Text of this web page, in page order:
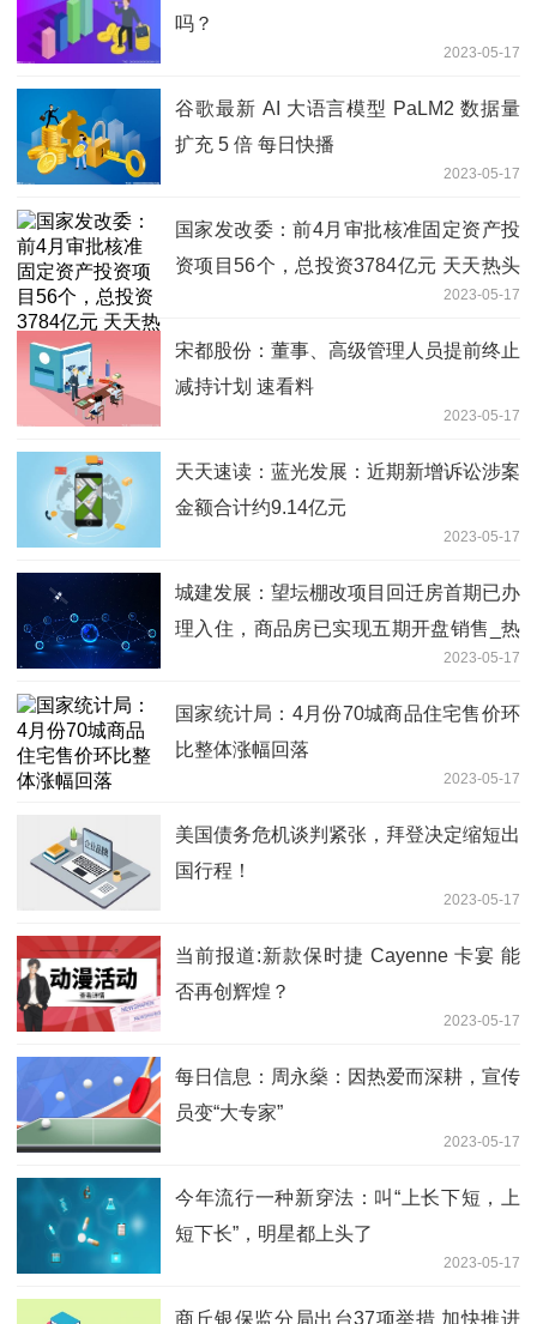
吗？
2023-05-17
谷歌最新 AI 大语言模型 PaLM2 数据量
扩充 5 倍 每日快播
2023-05-17
国家发改委：前4月审批核准固定资产投
资项目56个，总投资3784亿元 天天热头
2023-05-17
宋都股份：董事、高级管理人员提前终止
减持计划 速看料
2023-05-17
天天速读：蓝光发展：近期新增诉讼涉案
金额合计约9.14亿元
2023-05-17
城建发展：望坛棚改项目回迁房首期已办
理入住，商品房已实现五期开盘销售_热
2023-05-17
国家统计局：4月份70城商品住宅售价环
比整体涨幅回落
2023-05-17
美国债务危机谈判紧张，拜登决定缩短出
国行程！
2023-05-17
当前报道:新款保时捷 Cayenne 卡宴 能
否再创辉煌？
2023-05-17
每日信息：周永燊：因热爱而深耕，宣传
员变“大专家”
2023-05-17
今年流行一种新穿法：叫“上长下短，上
短下长”，明星都上头了
2023-05-17
商丘银保监分局出台37项举措 加快推进